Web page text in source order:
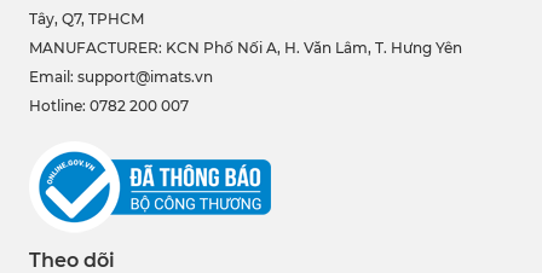
Tây, Q7, TPHCM
MANUFACTURER: KCN Phố Nối A, H. Văn Lâm, T. Hưng Yên
Email: support@imats.vn
Hotline: 0782 200 007
Theo dõi